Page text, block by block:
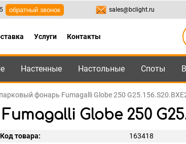
95 ,8-800-550-95-45 sales@bclight.ru
обратный звонок sales@bclight.ru
Услуги Контакты
Настенные Настольные Споты
фонарь Fumagalli Globe 250
Globe 250
Код товара:
163418